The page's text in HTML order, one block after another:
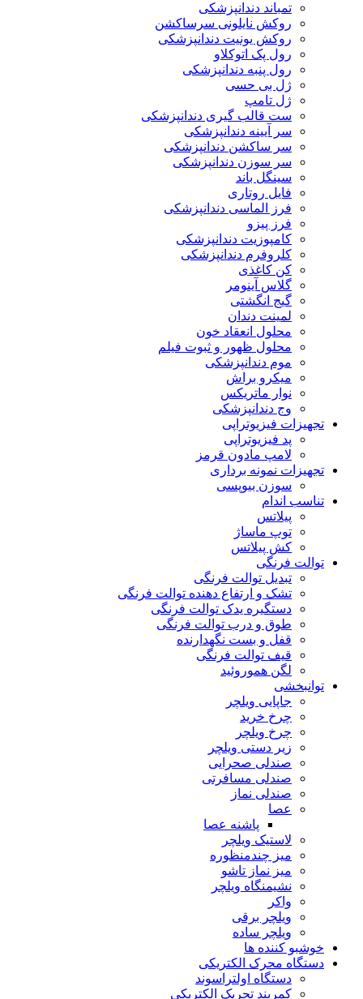
تمباند دندانپزشکی
روکش نایلونی سرساکشن
روکش یونیت دندانپزشکی
رول پک اتوکلاو
رول پنبه دندانپزشکی
ژل بی حسی
ژل تامپ
ست قالب گیری دندانپزشکی
سر آیینه دندانپزشکی
سر ساکشن دندانپزشکی
سر سوزن دندانپزشکی
سینگل باند
فایل روتاری
فرز الماسی دندانپزشکی
فرز پیزو
کامپوزیت دندانپزشکی
کلروفرم دندانپزشکی
کن کاغذی
گلاس آینومر
گیج انگشتی
لمینت دندان
محلول انعقاد خون
محلول ظهور و ثبوت فیلم
موم دندانپزشکی
میکرو براش
نوار ماتریکس
وج دندانپزشکی
تجهیزات فیزیوتراپی
پد فیزیوتراپی
لامپ مادون قرمز
تجهیزات نمونه برداری
سوزن بیوپسی
تناسب اندام
پیلاتس
توپ ماساژ
کش پیلاتس
توالت فرنگی
تبدیل توالت فرنگی
تشک و ارتفاع دهنده توالت فرنگی
دستگیره یدک توالت فرنگی
طوق و درب توالت فرنگی
قفل و بست نگهدارنده
قیف توالت فرنگی
لگن هموروئید
توانبخشی
جاپایی ویلچر
چرخ خرید
چرخ ویلچر
زیر دستی ویلچر
صندلی صحرایی
صندلی مسافرتی
صندلی نماز
عصا
پاشنه عصا
لاستیک ویلچر
میز چندمنظوره
میز نماز تاشو
نشیمنگاه ویلچر
واکر
ویلچر برقی
ویلچر ساده
خوشبو کننده ها
دستگاه محرک الکتریکی
دستگاه اولتراسوند
کمربند تحریک الکتریکی